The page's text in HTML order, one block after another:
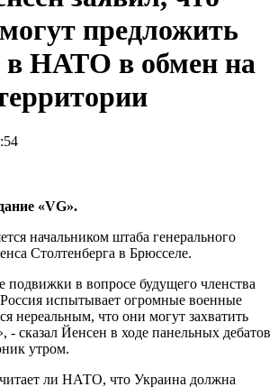
предложить
в НАТО в обмен на
«VG».
начальником штаба генерального
Столтенберга в Брюсселе.
подвижки в вопросе будущего членства
испытывает огромные военные
нереальным, что они могут захватить
- сказал Йенсен в ходе панельных дебатов
утром.
ли НАТО, что Украина должна